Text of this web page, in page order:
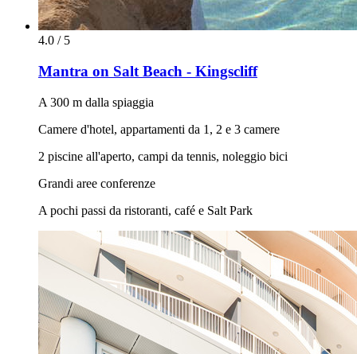
4.0 / 5
Mantra on Salt Beach - Kingscliff
A 300 m dalla spiaggia
Camere d'hotel, appartamenti da 1, 2 e 3 camere
2 piscine all'aperto, campi da tennis, noleggio bici
Grandi aree conferenze
A pochi passi da ristoranti, café e Salt Park